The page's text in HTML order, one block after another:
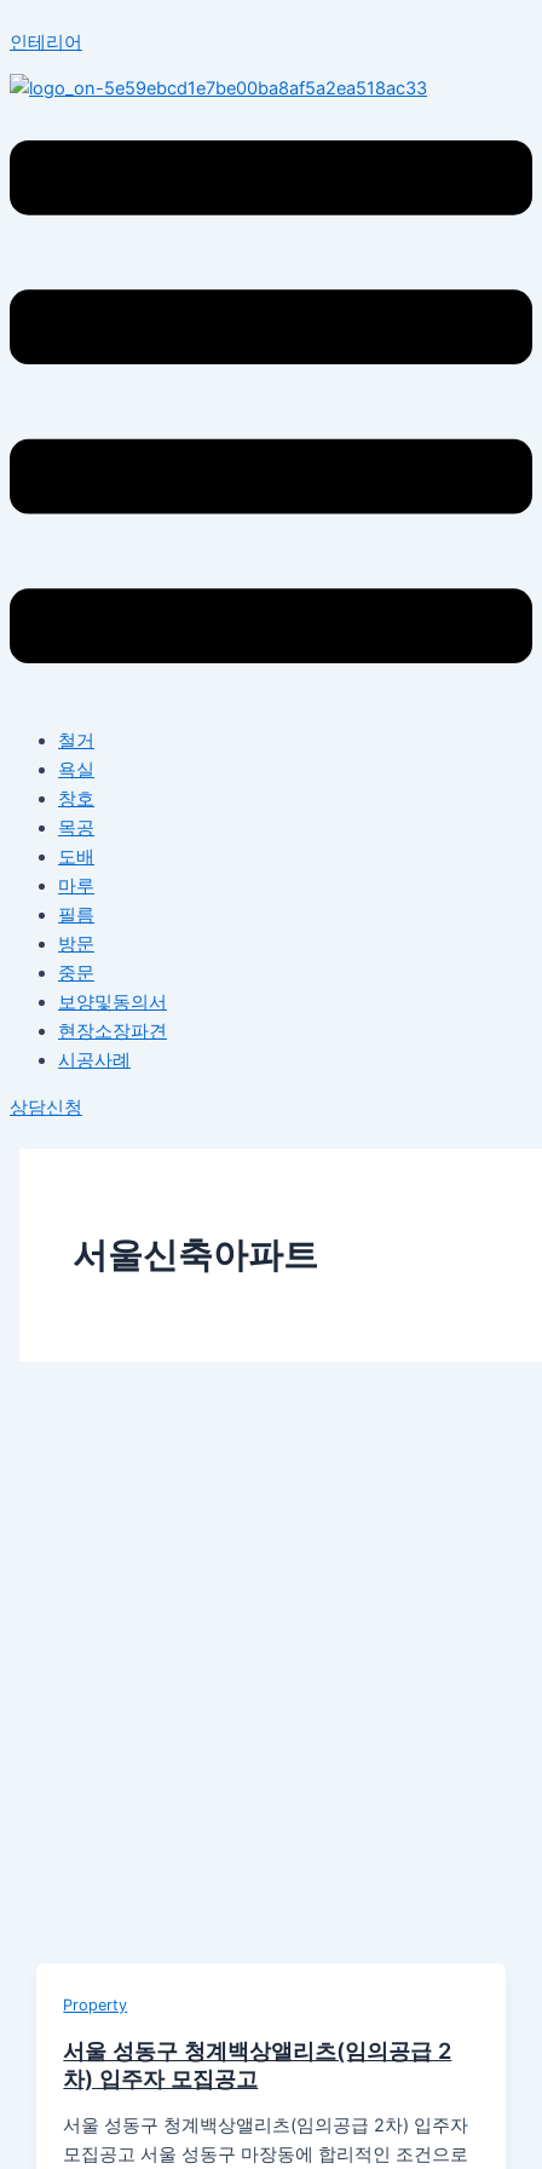
텐
츠
로
너
기
인테리어
철거
욕실
창호
목공
도배
마루
필름
방문
중문
보양및동의서
현장소장파견
시공사례
상담신청
서울신축아파트
Property
서울 성동구 청계백상앨리츠(임의공급 2
차) 입주자 모집공고
서울 성동구 청계백상앨리츠(임의공급 2차) 입주자
모집공고 서울 성동구 마장동에 합리적인 조건으로